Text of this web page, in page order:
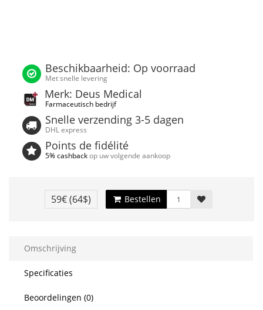
Beschikbaarheid: Op voorraad
Met snelle levering
Merk: Deus Medical
Farmaceutisch bedrijf
Snelle verzending 3-5 dagen
DHL express
Points de fidélité
5% cashbackop uw volgende aankoop
59€(64$) Bestellen
Omschrijving
Specificaties
Beoordelingen (0)